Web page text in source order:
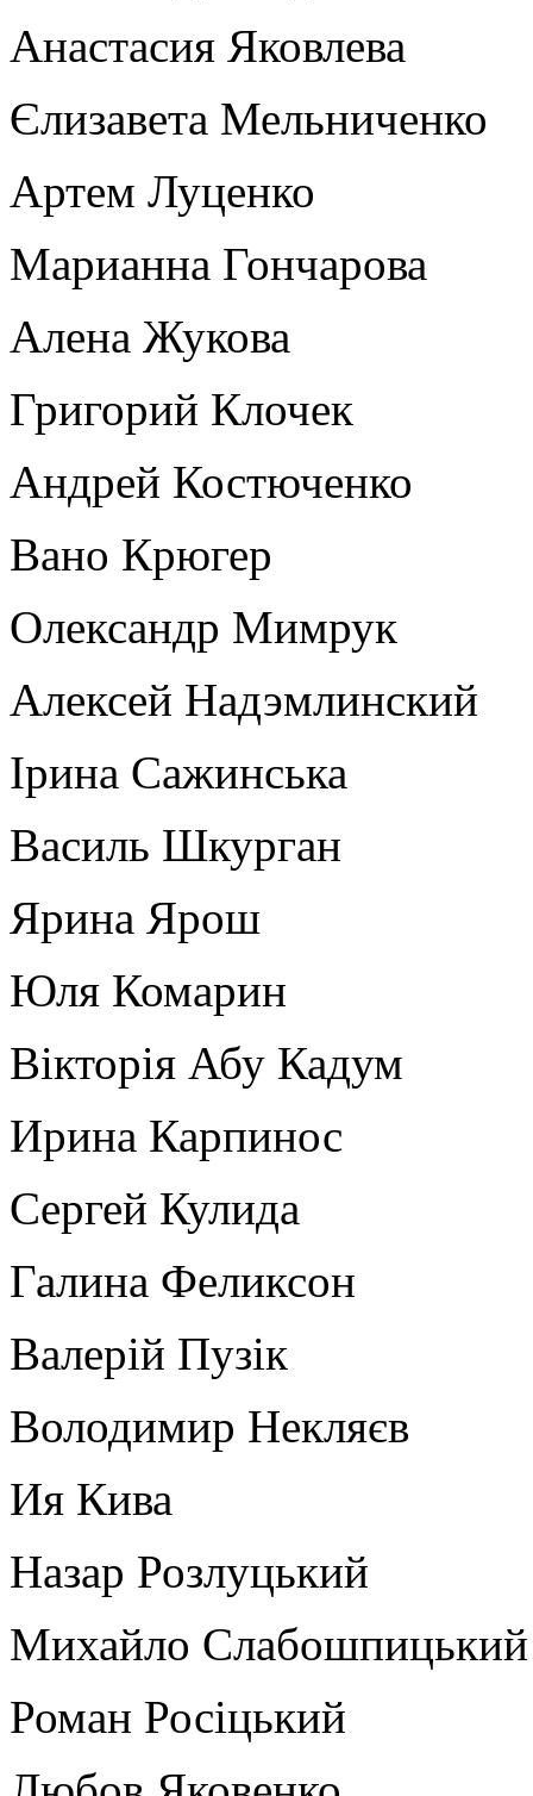
Анастасия Яковлева
Єлизавета Мельниченко
Артем Луценко
Марианна Гончарова
Алена Жукова
Григорий Клочек
Андрей Костюченко
Вано Крюгер
Олександр Мимрук
Алексей Надэмлинский
Ірина Сажинська
Василь Шкурган
Ярина Ярош
Юля Комарин
Вікторія Абу Кадум
Ирина Карпинос
Сергей Кулида
Галина Феликсон
Валерій Пузік
Володимир Некляєв
Ия Кива
Назар Розлуцький
Михайло Слабошпицький
Роман Росіцький